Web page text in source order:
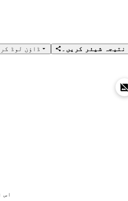
ڈاؤن لوڈ نتیجہ شیئر کریں۔
اس